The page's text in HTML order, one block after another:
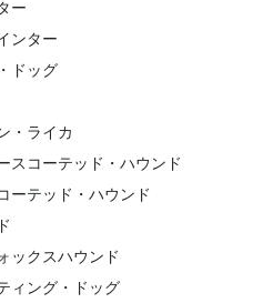
ー
ンター
ドッグ
・ライカ
スコーテッド・ハウンド
ーテッド・ハウンド
ックスハウンド
ィング・ドッグ